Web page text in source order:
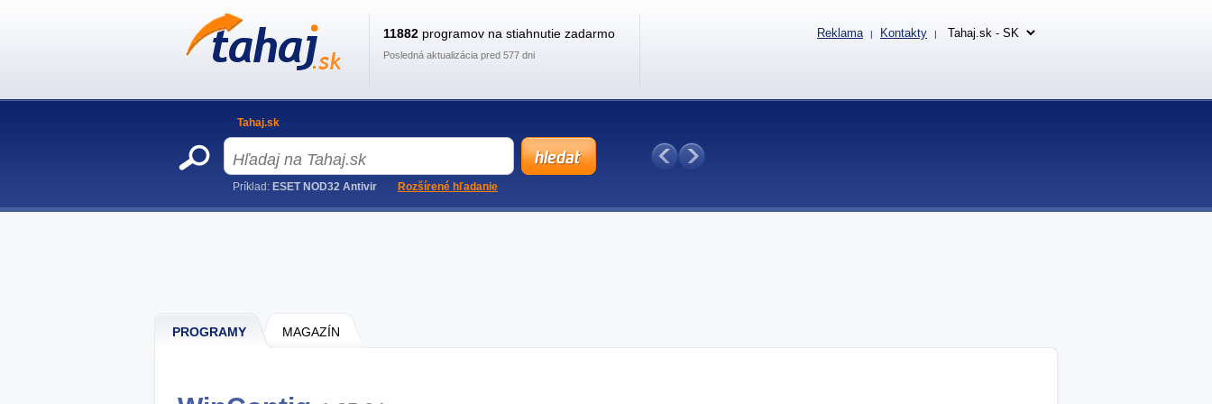
PROGRAMY MAGAZÍN
11882 programov na stiahnutie zadarmo
Posledná aktualizácia pred 577 dni
Reklama | Kontakty |
Tahaj.sk
Príklad: ESET NOD32 Antivir Rozšírené hľadanie